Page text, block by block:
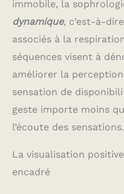
immobile, la
dynamique, c’est-à-
associés à la
séquences visent à
améliorer la
sensation de
geste importe moins
l’écoute des sensations.
La visualisation
encadré